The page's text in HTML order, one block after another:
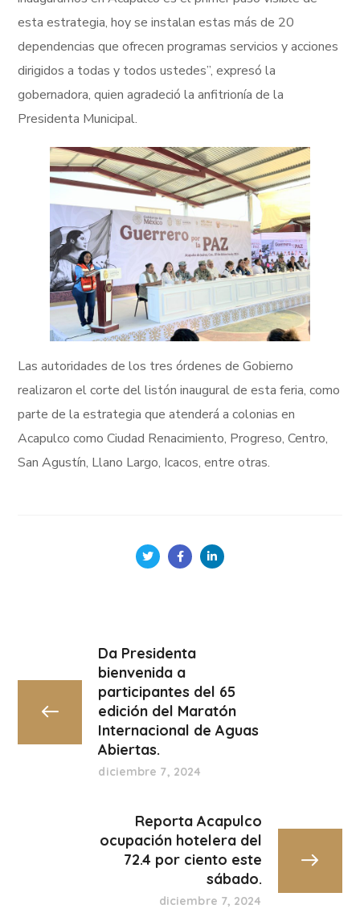
esta estrategia, hoy se instalan estas más de 20
dependencias que ofrecen programas servicios y acciones
dirigidos a todas y todos ustedes”, expresó la
gobernadora, quien agradeció la anfitrionía de la
Presidenta Municipal.
Las autoridades de los tres órdenes de Gobierno
realizaron el corte del listón inaugural de esta feria, como
parte de la estrategia que atenderá a colonias en
Acapulco como Ciudad Renacimiento, Progreso, Centro,
San Agustín, Llano Largo, Icacos, entre otras.
Da Presidenta
bienvenida a
participantes del 65
edición del Maratón
Internacional de Aguas
Abiertas.
diciembre 7, 2024
Reporta Acapulco
ocupación hotelera del
72.4 por ciento este
sábado.
diciembre 7, 2024